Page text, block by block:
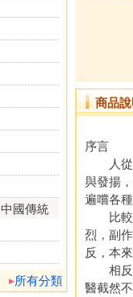
中國傳統
所有分類
商品說
序言
人從出
與發揚
遍嚐各
比較中
烈，副
反，本
相反的
醫截然